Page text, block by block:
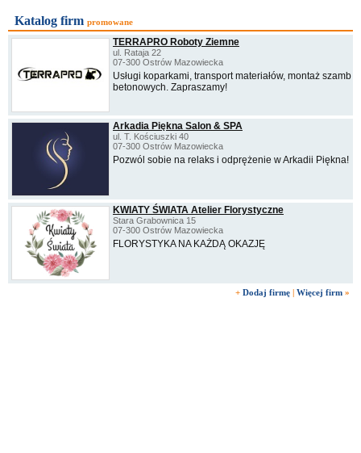
Katalog firm promowane
TERRAPRO Roboty Ziemne
ul. Rataja 22
07-300 Ostrów Mazowiecka
Usługi koparkami, transport materiałów, montaż szamb
betonowych. Zapraszamy!
Arkadia Piękna Salon & SPA
ul. T. Kościuszki 40
07-300 Ostrów Mazowiecka
Pozwól sobie na relaks i odprężenie w Arkadii Piękna!
KWIATY ŚWIATA Atelier Florystyczne
Stara Grabownica 15
07-300 Ostrów Mazowiecka
FLORYSTYKA NA KAŻDĄ OKAZJĘ
+ Dodaj firmę | Więcej firm »